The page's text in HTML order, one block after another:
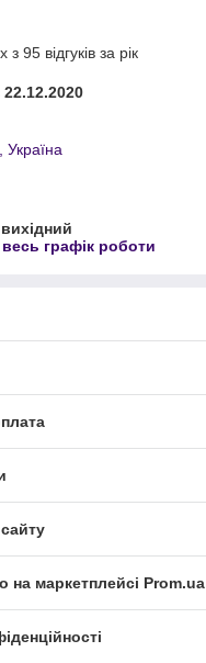
95 відгуків за рік
Україна
графік роботи
на маркетплейсі Prom.ua